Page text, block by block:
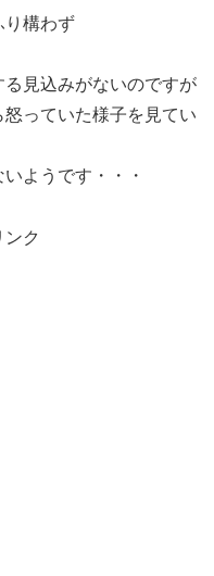
り構わず
見込みがないのですが
っていた様子を見てい
ようです・・・
ンク